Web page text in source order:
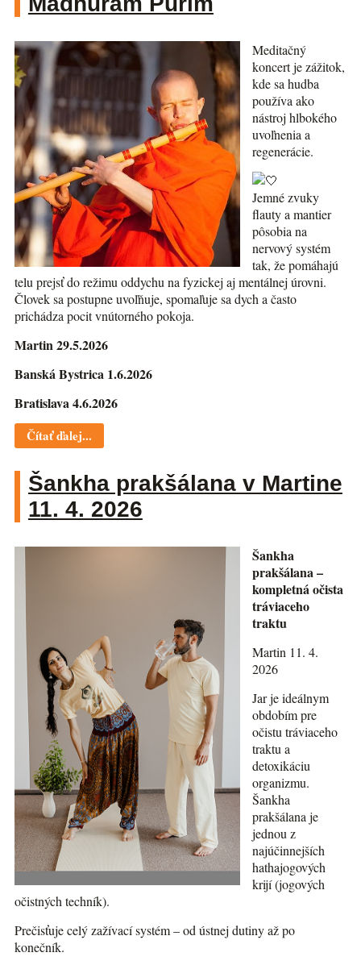
Meditačný
koncert je zážitok,
kde sa hudba
používa ako
nástroj hlbokého
uvoľnenia a
regenerácie.
Jemné zvuky
flauty a mantier
pôsobia na
nervový systém
tak, že pomáhajú
telu prejsť do režimu oddychu na fyzickej aj mentálnej úrovni.
Človek sa postupne uvoľňuje, spomaľuje sa dych a často
prichádza pocit vnútorného pokoja.
Martin 29.5.2026
Banská Bystrica 1.6.2026
Bratislava 4.6.2026
Čítať ďalej...
Šankha prakšálana v Martine
11. 4. 2026
Šankha
prakšálana –
kompletná očista
tráviaceho
traktu
Martin 11. 4.
2026
Jar je ideálnym
obdobím pre
očistu tráviaceho
traktu a
detoxikáciu
organizmu.
Šankha
prakšálana je
jednou z
najúčinnejších
hathajogových
krijí (jogových
očistných techník).
Prečisťuje celý zažívací systém – od ústnej dutiny až po
konečník.